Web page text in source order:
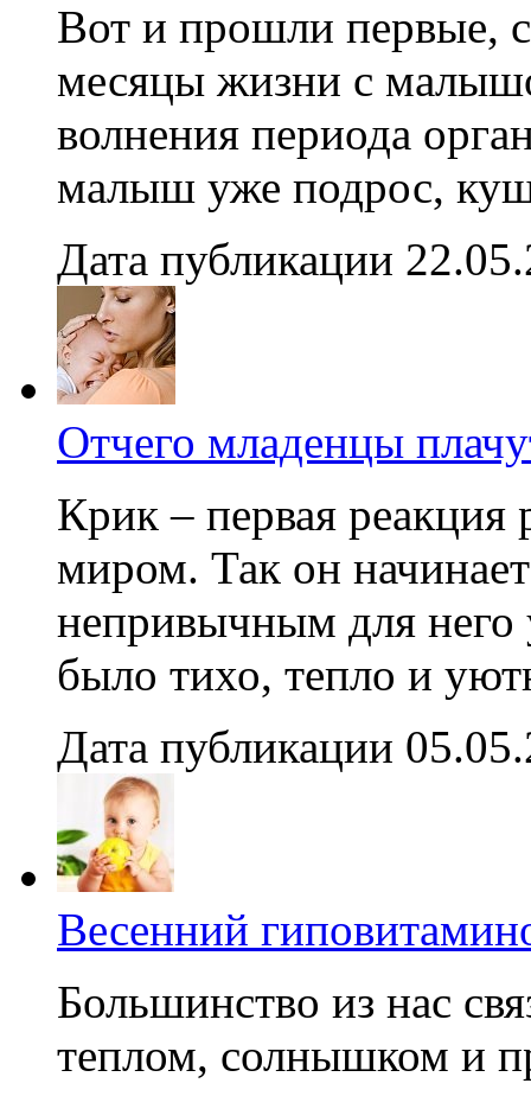
Вот и прошли первые,
месяцы жизни с
волнения периода
малыш уже подрос,
Дата публикации
Отчего младенцы
Крик – первая реакция
миром. Так он
непривычным для него
было тихо, тепло и
Дата публикации
Весенний
Большинство из нас
теплом, солнышком и